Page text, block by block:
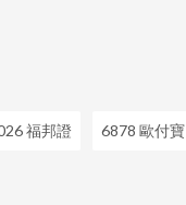
福邦證 6878 歐付寶